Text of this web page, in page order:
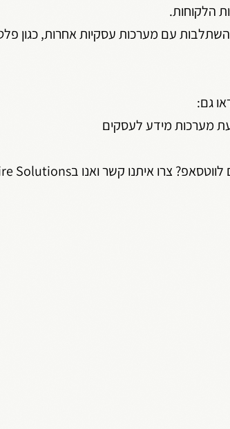
הלקוחות.
גם:
מערכות מידע לעסקים
צרו איתנו קשר ואנו בSolutions